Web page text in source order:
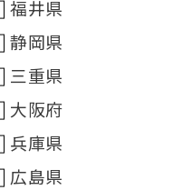
福井県
静岡県
三重県
大阪府
兵庫県
広島県